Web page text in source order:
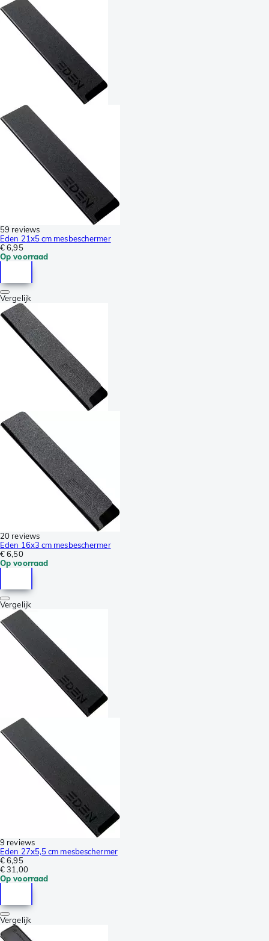
59 reviews
Eden 21x5 cm mesbeschermer
€ 6,95
Op voorraad
Vergelijk
20 reviews
Eden 16x3 cm mesbeschermer
€ 6,50
Op voorraad
Vergelijk
9 reviews
Eden 27x5,5 cm mesbeschermer
€ 6,95
€ 31,00
Op voorraad
Vergelijk